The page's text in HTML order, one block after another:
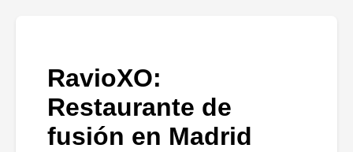
RavioXO:
Restaurante de
fusión en Madrid